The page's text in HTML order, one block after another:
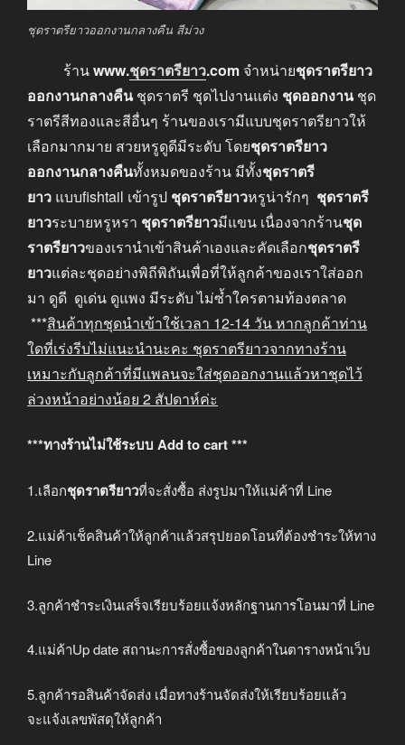
ชุดราตรียาวออกงานกลางคืน สีม่วง
ร้านwww.ชุดราตรียาว.com จำหน่ายชุดราตรียาว
ออกงานกลางคืนชุดราตรี ชุดไปงานแต่ง ชุดออกงานชุด
ราตรีสีทองและสีอื่นๆ ร้านของเรามีแบบชุดราตรียาวให้
เลือกมากมาย สวยหรูดูดีมีระดับ โดยชุดราตรียาว
ออกงานกลางคืนทั้งหมดของร้าน มีทั้งชุดราตรี
ยาว แบบfishtail เข้ารูป ชุดราตรียาวหรูน่ารักๆ ชุดราตรี
ยาวระบายหรูหรา ชุดราตรียาวมีแขน เนื่องจากร้านชุด
ราตรียาวของเรานำเข้าสินค้าเองและคัดเลือกชุดราตรี
ยาวแต่ละชุดอย่างพิถีพิถันเพื่อที่ให้ลูกค้าของเราใส่ออก
มา ดูดี ดูเด่น ดูแพง มีระดับ ไม่ซ้ำใครตามท้องตลาด
***สินค้าทุกชุดนำเข้าใช้เวลา 12-14 วัน หากลูกค้าท่าน
ใดที่เร่งรีบไม่แนะนำนะคะ ชุดราตรียาวจากทางร้าน
เหมาะกับลูกค้าที่มีแพลนจะใส่ชุดออกงานแล้วหาชุดไว้
ล่วงหน้าอย่างน้อย 2 สัปดาห์ค่ะ
***ทางร้านไม่ใช้ระบบ Add to cart ***
1.เลือกชุดราตรียาวที่จะสั่งซื้อ ส่งรูปมาให้แม่ค้าที่ Line
2.แม่ค้าเช็คสินค้าให้ลูกค้าแล้วสรุปยอดโอนที่ต้องชำระให้ทาง
Line
3.ลูกค้าชำระเงินเสร็จเรียบร้อยแจ้งหลักฐานการโอนมาที่ Line
4.แม่ค้าUp date สถานะการสั่งซื้อของลูกค้าในตารางหน้าเว็บ
5.ลูกค้ารอสินค้าจัดส่ง เมื่อทางร้านจัดส่งให้เรียบร้อยแล้ว
จะแจ้งเลขพัสดุให้ลูกค้า